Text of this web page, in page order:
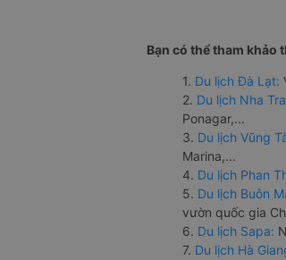
Bạn có thể tham khảo
1. Du lịch Đà Lạt:
2. Du lịch Nha
Ponagar,...
3. Du lịch Vũng
Marina,...
4. Du lịch Phan
5. Du lịch Buôn
vườn quốc gia
6. Du lịch Sapa:
7. Du lịch Hà